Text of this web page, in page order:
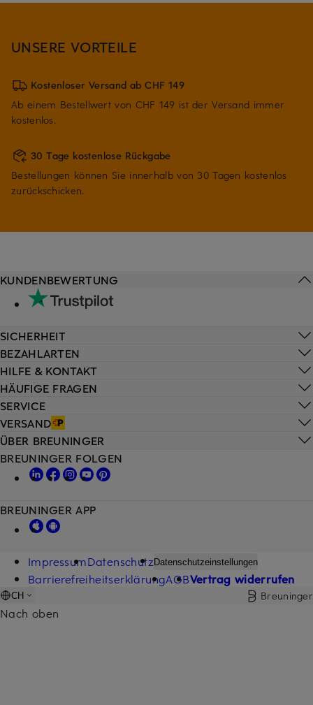
UNSERE VORTEILE
Kostenloser Versand ab CHF 149
Ab einem Bestellwert von CHF 149 ist der Versand immer
kostenlos.
30 Tage kostenlose Rückgabe
Bestellungen können Sie innerhalb von 30 Tagen kostenlos
zurückschicken.
HILFE & KONTAKT
HÄUFIGE FRAGEN
SERVICE
VERSAND
KUNDENBEWERTUNG
SICHERHEIT
BEZAHLARTEN
ÜBER BREUNINGER
BREUNINGER FOLGEN
BREUNINGER APP
ImpressumDatenschutzDatenschutzeinstellungen
BarrierefreiheitserklärungAGBVertrag widerrufen
CH Breuninger
Nach oben